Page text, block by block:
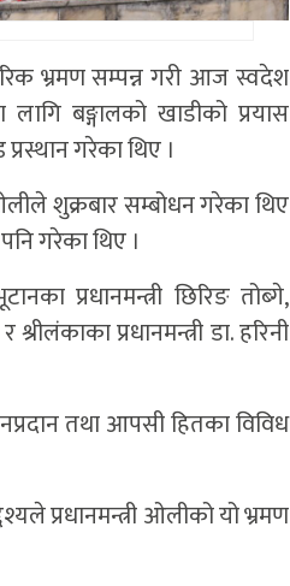
भ्रमण सम्पन्न गरी आज स्वदेश
बङ्गालको खाडीको प्रयास
गरेका थिए ।
शुक्रबार सम्बोधन गरेका थिए
गरेका थिए ।
प्रधानमन्त्री छिरिङ तोब्गे,
श्रीलंकाका प्रधानमन्त्री डा. हरिनी
तथा आपसी हितका विविध
प्रधानमन्त्री ओलीको यो भ्रमण